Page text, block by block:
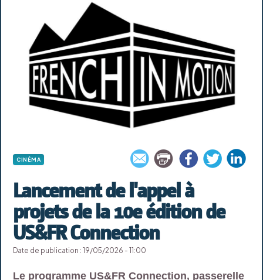
CINÉMA
Lancement de l'appel à
projets de la 10e édition de
US&FR Connection
Date de publication : 19/05/2026 - 11:00
Le programme US&FR Connection, passerelle